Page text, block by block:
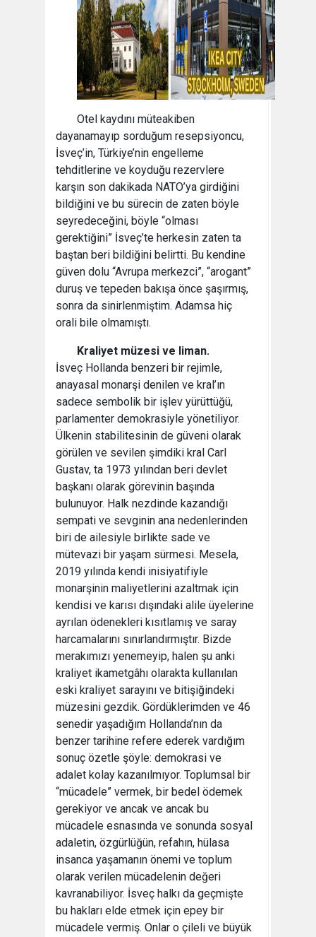
Otel kaydını müteakiben
dayanamayıp sorduğum resepsiyoncu,
İsveç’in, Türkiye’nin engelleme
tehditlerine ve koyduğu rezervlere
karşın son dakikada NATO’ya girdiğini
bildiğini ve bu sürecin de zaten böyle
seyredeceğini, böyle “olması
gerektiğini” İsveç’te herkesin zaten ta
baştan beri bildiğini belirtti. Bu kendine
güven dolu “Avrupa merkezci”, “arogant”
duruş ve tepeden bakışa önce şaşırmış,
sonra da sinirlenmiştim. Adamsa hiç
orali bile olmamıştı.
Kraliyet müzesi ve liman.
İsveç Hollanda benzeri bir rejimle,
anayasal monarşi denilen ve kral’ın
sadece sembolik bir işlev yürüttüğü,
parlamenter demokrasiyle yönetiliyor.
Ülkenin stabilitesinin de güveni olarak
görülen ve sevilen şimdiki kral Carl
Gustav, ta 1973 yılından beri devlet
başkanı olarak görevinin başında
bulunuyor. Halk nezdinde kazandığı
sempati ve sevginin ana nedenlerinden
biri de ailesiyle birlikte sade ve
mütevazi bir yaşam sürmesi. Mesela,
2019 yılında kendi inisiyatifiyle
monarşinin maliyetlerini azaltmak için
kendisi ve karısı dışındaki alile üyelerine
ayrılan ödenekleri kısıtlamış ve saray
harcamalarını sınırlandırmıştır. Bizde
merakımızı yenemeyip, halen şu anki
kraliyet ikametgâhı olarakta kullanılan
eski kraliyet sarayını ve bitişiğindeki
müzesini gezdik. Gördüklerimden ve 46
senedir yaşadığım Hollanda’nın da
benzer tarihine refere ederek vardığım
sonuç özetle şöyle: demokrasi ve
adalet kolay kazanılmıyor. Toplumsal bir
“mücadele” vermek, bir bedel ödemek
gerekiyor ve ancak ve ancak bu
mücadele esnasında ve sonunda sosyal
adaletin, özgürlüğün, refahın, hülasa
insanca yaşamanın önemi ve toplum
olarak verilen mücadelenin değeri
kavranabiliyor. İsveç halkı da geçmişte
bu hakları elde etmek için epey bir
mücadele vermiş. Onlar o çileli ve büyük